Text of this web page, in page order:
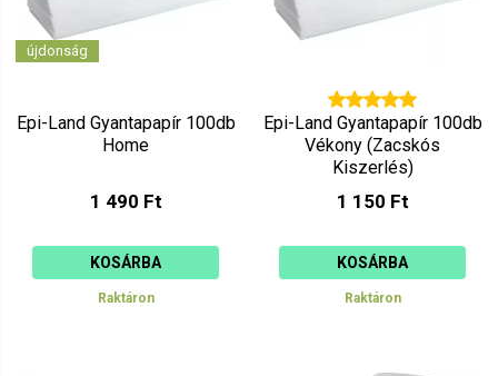
újdonság
Epi-Land Gyantapapír 100db
Home
1 490 Ft
KOSÁRBA
Raktáron
Epi-Land Gyantapapír 100db
Vékony (Zacskós
Kiszerlés)
1 150 Ft
KOSÁRBA
Raktáron